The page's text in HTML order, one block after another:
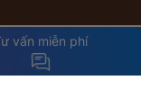
vấn miễn phí